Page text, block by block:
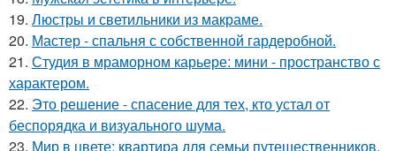
19. Люстры и светильники из макраме.
20. Мастер - спальня с собственной гардеробной.
21. Студия в мраморном карьере: мини - пространство с
характером.
22. Это решение - спасение для тех, кто устал от
беспорядка и визуального шума.
23. Мир в цвете: квартира для семьи путешественников.